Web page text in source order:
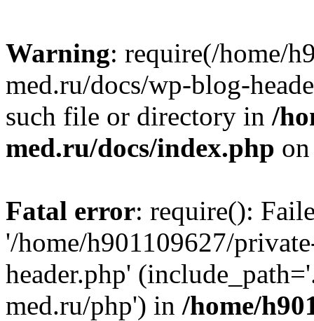
Warning: require(/home/
med.ru/docs/wp-blog-
such file or directory in /
med.ru/docs/index.php
Fatal error: require():
'/home/h901109627/
header.php'
med.ru/php') in /home/